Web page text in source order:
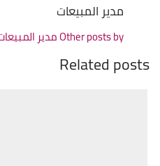
مدير المبيعات
Other posts by مدير المبيعات
Related posts